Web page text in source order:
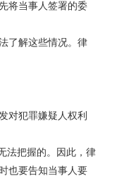
将当事人签署的委
了解这些情况。律
对犯罪嫌疑人权利
法把握的。因此，律
也要告知当事人要